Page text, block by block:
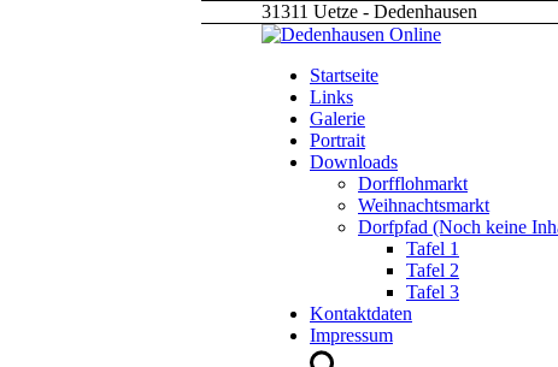
31311 Uetze - Dedenhausen
Startseite
Links
Galerie
Portrait
Downloads
Dorfflohmarkt
Weihnachtsmarkt
Dorfpfad (Noch keine
Tafel 1
Tafel 2
Tafel 3
Kontaktdaten
Impressum